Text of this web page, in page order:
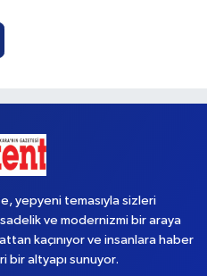
yepyeni temasıyla sizleri
ve modernizmi bir araya
kaçınıyor ve insanlara haber
bir altyapı sunuyor.